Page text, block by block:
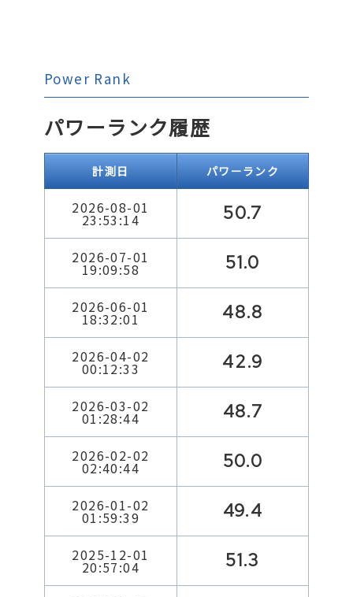
Power Rank
パワーランク履歴
計測日 パワーランク
2026-08-01
23:53:14 50.7
2026-07-01
19:09:58 51.0
2026-06-01
18:32:01 48.8
2026-04-02
00:12:33 42.9
2026-03-02
01:28:44 48.7
2026-02-02
02:40:44 50.0
2026-01-02
01:59:39 49.4
2025-12-01
20:57:04 51.3